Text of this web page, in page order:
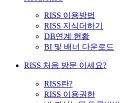
RISS 이용방법
RISS 지식더하기
DB연계 현황
BI 및 배너 다운로드
RISS 처음 방문 이세요?
RISS란?
RISS 이용권한